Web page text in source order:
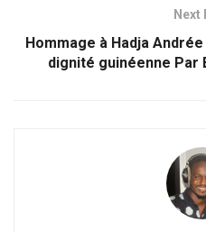
Next
Hommage à Hadja
dignité guinéenne Par